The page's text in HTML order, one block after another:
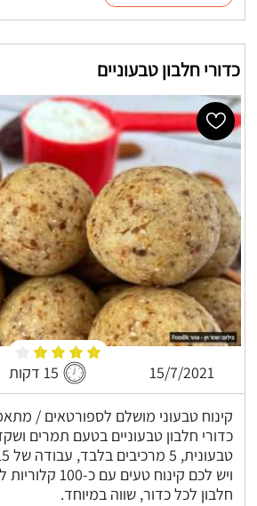
כדורי חלבון טבעוניים
15/7/2021 15 דקות
קינוח טבעוני מושלם לספורטאים /
כדורי חלבון טבעוניים בטעם תמרים
חלבון לכל כדור, שווה במיוחד.